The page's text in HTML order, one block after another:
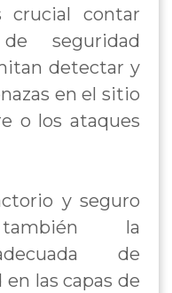
crucial contar
seguridad
detectar y
en el sitio
o los ataques
y seguro
la
de
las capas de